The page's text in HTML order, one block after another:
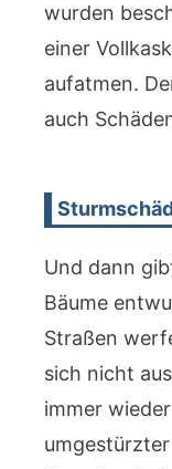
wurden
einer
aufatmen.
auch
Und dann
Bäume
Straßen
sich nicht
immer